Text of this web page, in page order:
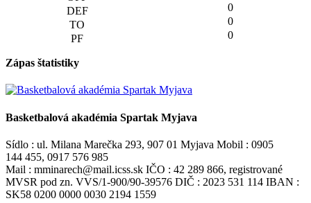
0
0
0
Zápas štatistiky
Basketbalová akadémia Spartak Myjava
Sídlo : ul. Milana Marečka 293, 907 01 Myjava Mobil : 0905
144 455, 0917 576 985
Mail : mminarech@mail.icss.sk IČO : 42 289 866, registrované
MVSR pod zn. VVS/1-900/90-39576 DIČ : 2023 531 114 IBAN :
SK58 0200 0000 0030 2194 1559